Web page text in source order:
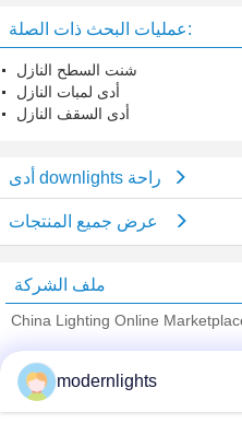
عمليات البحث ذات الصلة:
شنت السطح النازل
أدى لمبات النازل
أدى السقف النازل
أدى downlights راحة
ملف الشركة
China Lighting Online
Trust Seal
Verified
modernlights